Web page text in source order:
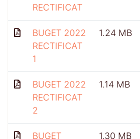
RECTIFICAT
BUGET 2022
RECTIFICAT
1
1.24 MB
BUGET 2022
RECTIFICAT
2
1.14 MB
BUGET
1.30 MB